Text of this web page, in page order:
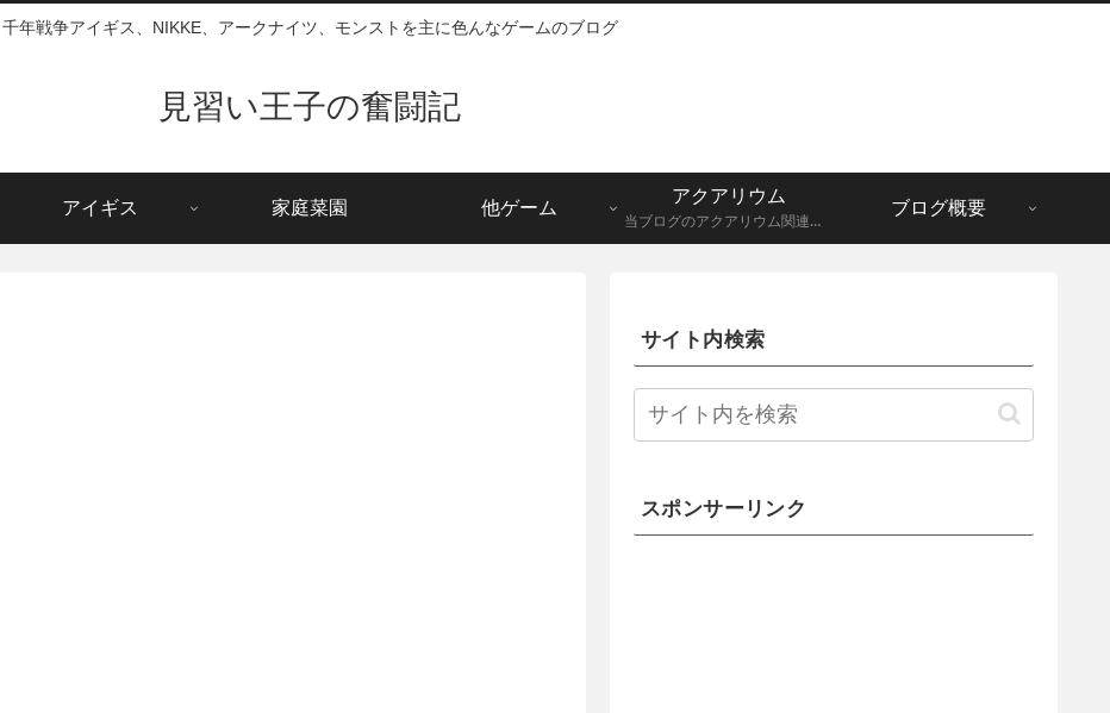
千年戦争アイギス、NIKKE、アークナイツ、モンストを主に色んなゲームのブログ
見習い王子の奮闘記
アイギス 家庭菜園 他ゲーム
アクアリウム
当ブログのアクアリウム関連記事一覧になります。メダカ、グッピーなど。
ブログ概要
サイト内検索
スポンサーリンク